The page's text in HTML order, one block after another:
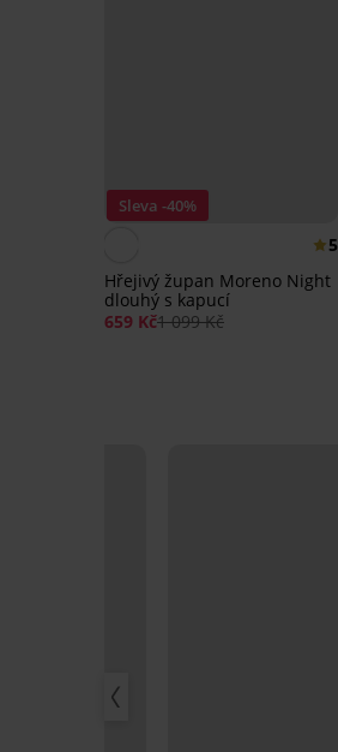
Sleva -40%
5
Hřejivý župan Moreno Night
dlouhý s kapucí
659 Kč1 099 Kč